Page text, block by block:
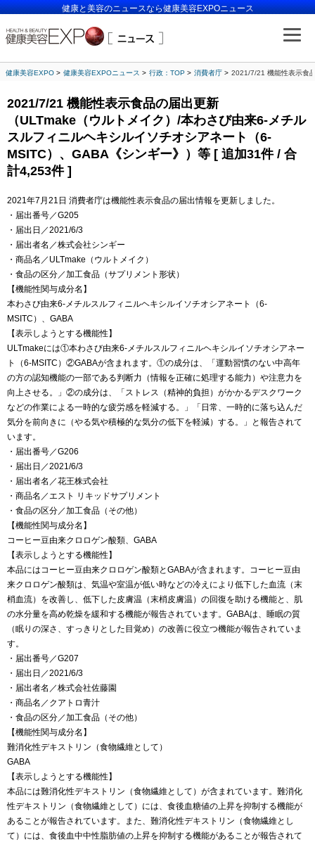
健康と美容のニュースなら健康美容EXPOニュース
健康美容EXPO 健康美容EXPOニュース 行政：TOP 消費者庁 2021/7/21 機能性表示食
2021/7/21 機能性表示食品の届出更新
（ULTmake（ウルトメイク）/本わさび由来6-メチル
スルフィニルヘキシルイソチオシアネート（6-
MSITC）、GABA《シンギー》）等 [ 追加31件 / 合
計4,253件 ]
2021年7月21日 消費者庁は機能性表示食品の届出情報を更新しました。
・届出番号／G205
・届出日／2021/6/3
・届出者名／株式会社シンギー
・商品名／ULTmake（ウルトメイク）
・食品の区分／加工食品（サプリメント形状）
【機能性関与成分名】
本わさび由来6-メチルスルフィニルヘキシルイソチオシアネート（6-
MSITC）、GABA
【表示しようとする機能性】
ULTmakeには①本わさび由来6-メチルスルフィニルヘキシルイソチオシアネー
ト（6-MSITC）②GABAが含まれます。①の成分は、「運動習慣のない中高年
の方の認知機能の一部である判断力（情報を正確に処理する能力）や注意力を
向上させる。」②の成分は、「ストレス（精神的負担）がかかるデスクワーク
などの作業による一時的な疲労感を軽減する。」「日常、一時的に落ち込んだ
気分を前向きに（やる気や積極的な気分の低下を軽減）する。」と報告されて
います。
・届出番号／G206
・届出日／2021/6/3
・届出者名／花王株式会社
・商品名／エスト リキッドサプリメント
・食品の区分／加工食品（その他）
【機能性関与成分名】
コーヒー豆由来クロロゲン酸類、GABA
【表示しようとする機能性】
本品にはコーヒー豆由来クロロゲン酸類とGABAが含まれます。コーヒー豆由
来クロロゲン酸類は、気温や室温が低い時などの冷えにより低下した血流（末
梢血流）を改善し、低下した皮膚温（末梢皮膚温）の回復を助ける機能と、肌
の水分量を高め乾燥を緩和する機能が報告されています。GABAは、睡眠の質
（眠りの深さ、すっきりとした目覚め）の改善に役立つ機能が報告されていま
す。
・届出番号／G207
・届出日／2021/6/3
・届出者名／株式会社佐藤園
・商品名／クアトロ青汁
・食品の区分／加工食品（その他）
【機能性関与成分名】
難消化性デキストリン（食物繊維として）
GABA
【表示しようとする機能性】
本品には難消化性デキストリン（食物繊維として）が含まれています。難消化
性デキストリン（食物繊維として）には、食後血糖値の上昇を抑制する機能が
あることが報告されています。また、難消化性デキストリン（食物繊維とし
て）には、食後血中中性脂肪値の上昇を抑制する機能があることが報告されて